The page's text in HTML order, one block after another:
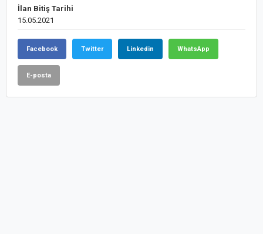
İlan Bitiş Tarihi
15.05.2021
Facebook Twitter Linkedin WhatsApp
E-posta